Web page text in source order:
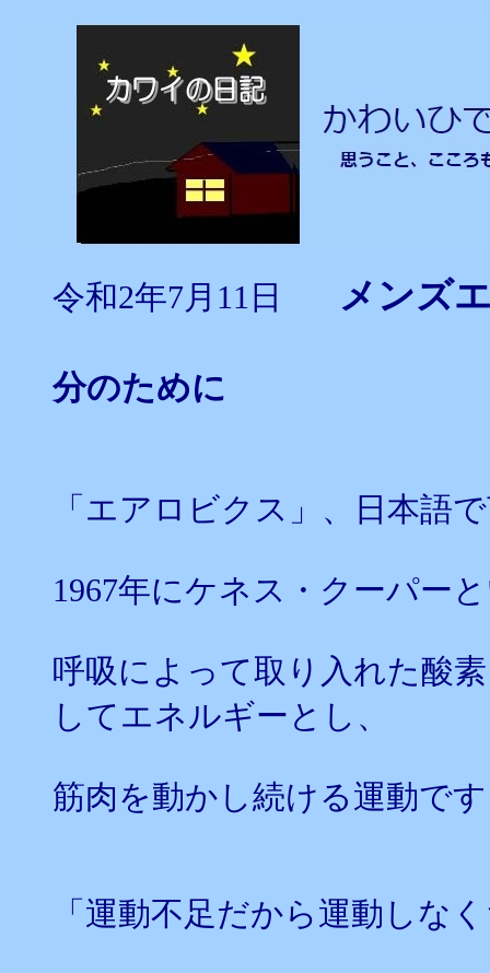
令和2年7月11日 メンズ
分のために
「エアロビクス」、日本語
1967年にケネス・クーパー
呼吸によって取り入れた酸
してエネルギーとし、
筋肉を動かし続ける運動で
「運動不足だから運動しな